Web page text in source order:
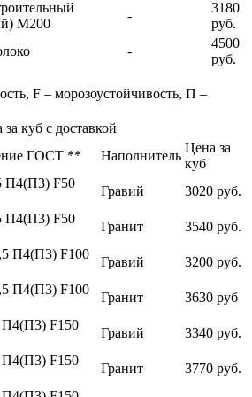
М200
-
3180
руб.
-
4500
руб.
F – морозоустойчивость, П –
куб с доставкой
ГОСТ ** Наполнитель
Цена за
куб
П4(П3) F50
Гравий 3020 руб.
П4(П3) F50
Гранит 3540 руб.
П4(П3) F100
Гравий 3200 руб.
П4(П3) F100
Гранит 3630 руб
F150
Гравий 3340 руб.
F150
Гранит 3770 руб.